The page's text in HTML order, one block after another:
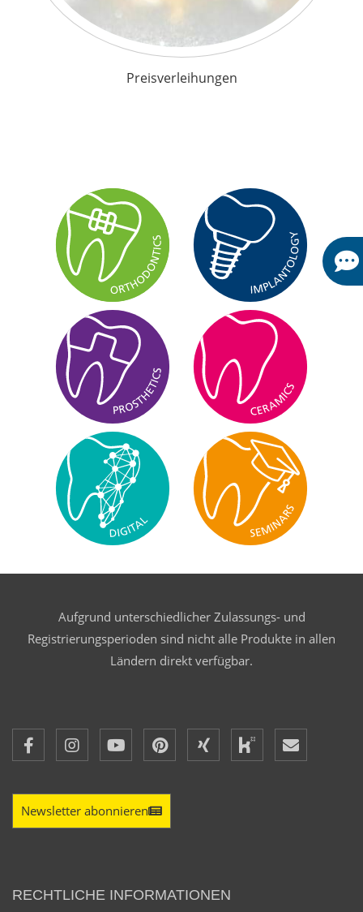
Preisverleihungen
Aufgrund unterschiedlicher Zulassungs- und
Registrierungsperioden sind nicht alle Produkte in allen
Ländern direkt verfügbar.
Newsletter abonnieren
RECHTLICHE INFORMATIONEN